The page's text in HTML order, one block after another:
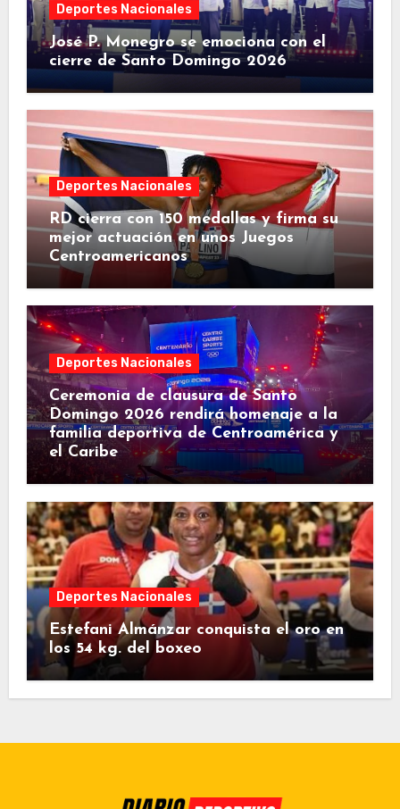
Deportes Nacionales
José P. Monegro se emociona con el
cierre de Santo Domingo 2026
Deportes Nacionales
RD cierra con 150 medallas y firma su
mejor actuación en unos Juegos
Centroamericanos
Deportes Nacionales
Ceremonia de clausura de Santo
Domingo 2026 rendirá homenaje a la
familia deportiva de Centroamérica y
el Caribe
Deportes Nacionales
Estefani Almánzar conquista el oro en
los 54 kg. del boxeo